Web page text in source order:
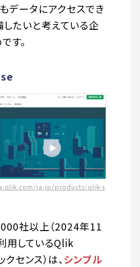
データにアクセスでき
たいと考えている企
す。
ja-jp/products/qlik-s
社以上（2024年11
用しているQlik
センス）は、シンプル